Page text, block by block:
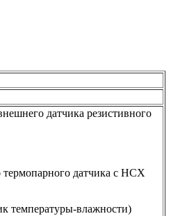
датчика резистивного
термопарного датчика с НСХ
температуры-влажности)